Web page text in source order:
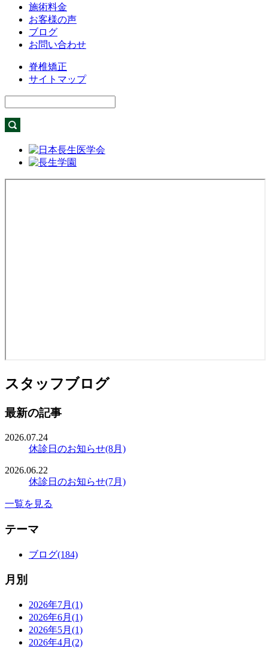
施術料金
お客様の声
ブログ
お問い合わせ
脊椎矯正
サイトマップ
スタッフブログ
最新の記事
2026.07.24
休診日のお知らせ(8月)
2026.06.22
休診日のお知らせ(7月)
一覧を見る
テーマ
ブログ(184)
月別
2026年7月(1)
2026年6月(1)
2026年5月(1)
2026年4月(2)